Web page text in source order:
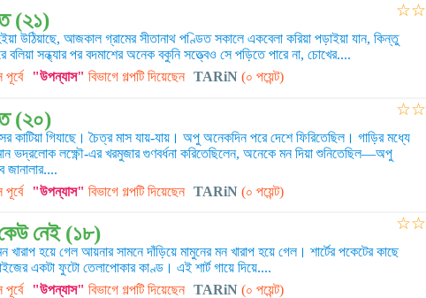
(২১)
উঠিয়াছে, আজকাল গ্রামের সীতানাথ পণ্ডিত সকালে একবেলা করিয়া পড়াইয়া যান, কিন্তু
বলিয়া সন্ধ্যার পর বদমাশের অনেক বকুনি সত্ত্বেও সে পড়িতে পারে না, চোখের....
"উপন্যাস" বিভাগে গল্পটি দিয়েছেন TARiN(০ পয়েন্ট)
☆☆
(২০)
গিযাছে। চৈত্র মাস যায়-যায়। অপু অনেকদিন পরে দেশে ফিরিতেছিল। গাড়ির মধ্যে
ভদ্রলোক লক্ষ্ণৌ-এর খরমুজার গুণবর্ধনা করিতেছিলেন, অনেকে মন দিয়া শুনিতেছিল—অপু
"উপন্যাস" বিভাগে গল্পটি দিয়েছেন TARiN(০ পয়েন্ট)
☆☆
নেই (১৮)
খারাপ হয়ে গেল আয়নার সামনে দাঁড়িয়ে মামুনের মন খারাপ হয়ে গেল। শার্টের পকেটের কাছে
একটা ফুটো তেলাপোকার কাণ্ড। এই শার্ট গায়ে দিয়ে....
"উপন্যাস" বিভাগে গল্পটি দিয়েছেন TARiN(০ পয়েন্ট)
☆☆